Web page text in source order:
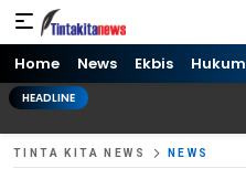
Tinta kita News
Informasi Terkini
Home News Ekbis Hukum
HEADLINE
TINTA KITA NEWS NEWS